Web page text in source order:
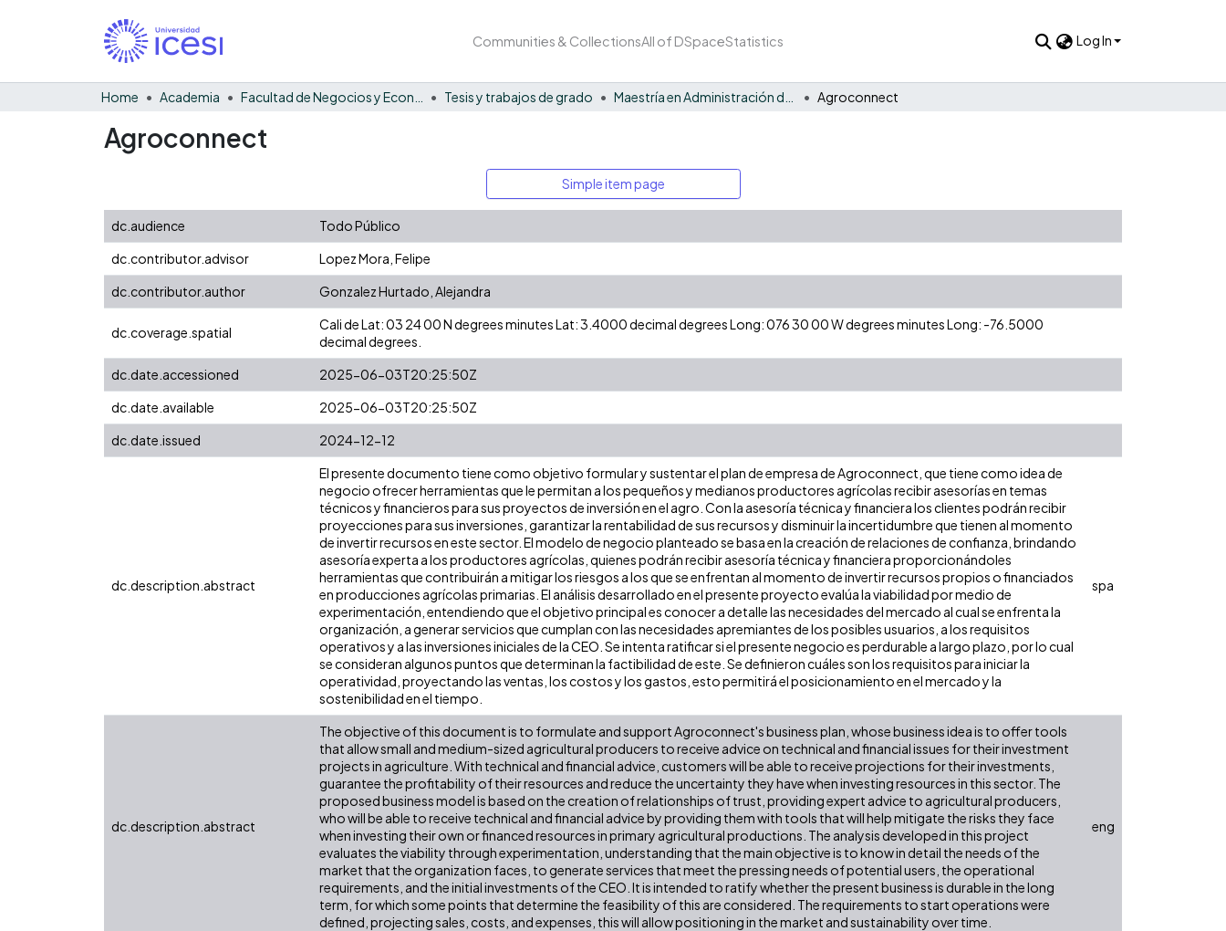
Communities & CollectionsAll of DSpaceStatistics Log In
Home Academia Tesis y trabajos de grado Agroconnect
Agroconnect
Simple item page
dc.audience
Todo Público
dc.contributor.advisor
Lopez Mora, Felipe
dc.contributor.author
Gonzalez Hurtado, Alejandra
dc.coverage.spatial
Cali de Lat: 03 24 00 N degrees minutes Lat: 3.4000 decimal degrees Long: 076 30 00 W degrees minutes Long: -76.5000
decimal degrees.
dc.date.accessioned
2025-06-03T20:25:50Z
dc.date.available
2025-06-03T20:25:50Z
dc.date.issued
2024-12-12
dc.description.abstract
El presente documento tiene como objetivo formular y sustentar el plan de empresa de Agroconnect, que tiene como idea de
negocio ofrecer herramientas que le permitan a los pequeños y medianos productores agrícolas recibir asesorías en temas
técnicos y financieros para sus proyectos de inversión en el agro. Con la asesoría técnica y financiera los clientes podrán recibir
proyecciones para sus inversiones, garantizar la rentabilidad de sus recursos y disminuir la incertidumbre que tienen al momento
de invertir recursos en este sector. El modelo de negocio planteado se basa en la creación de relaciones de confianza, brindando
asesoría experta a los productores agrícolas, quienes podrán recibir asesoría técnica y financiera proporcionándoles
herramientas que contribuirán a mitigar los riesgos a los que se enfrentan al momento de invertir recursos propios o financiados
en producciones agrícolas primarias. El análisis desarrollado en el presente proyecto evalúa la viabilidad por medio de
experimentación, entendiendo que el objetivo principal es conocer a detalle las necesidades del mercado al cual se enfrenta la
organización, a generar servicios que cumplan con las necesidades apremiantes de los posibles usuarios, a los requisitos
operativos y a las inversiones iniciales de la CEO. Se intenta ratificar si el presente negocio es perdurable a largo plazo, por lo cual
se consideran algunos puntos que determinan la factibilidad de este. Se definieron cuáles son los requisitos para iniciar la
operatividad, proyectando las ventas, los costos y los gastos, esto permitirá el posicionamiento en el mercado y la
sostenibilidad en el tiempo.
spa
dc.description.abstract
The objective of this document is to formulate and support Agroconnect's business plan, whose business idea is to offer tools
that allow small and medium-sized agricultural producers to receive advice on technical and financial issues for their investment
projects in agriculture. With technical and financial advice, customers will be able to receive projections for their investments,
guarantee the profitability of their resources and reduce the uncertainty they have when investing resources in this sector. The
proposed business model is based on the creation of relationships of trust, providing expert advice to agricultural producers,
who will be able to receive technical and financial advice by providing them with tools that will help mitigate the risks they face
when investing their own or financed resources in primary agricultural productions. The analysis developed in this project
evaluates the viability through experimentation, understanding that the main objective is to know in detail the needs of the
market that the organization faces, to generate services that meet the pressing needs of potential users, the operational
requirements, and the initial investments of the CEO. It is intended to ratify whether the present business is durable in the long
term, for which some points that determine the feasibility of this are considered. The requirements to start operations were
defined, projecting sales, costs, and expenses, this will allow positioning in the market and sustainability over time.
eng